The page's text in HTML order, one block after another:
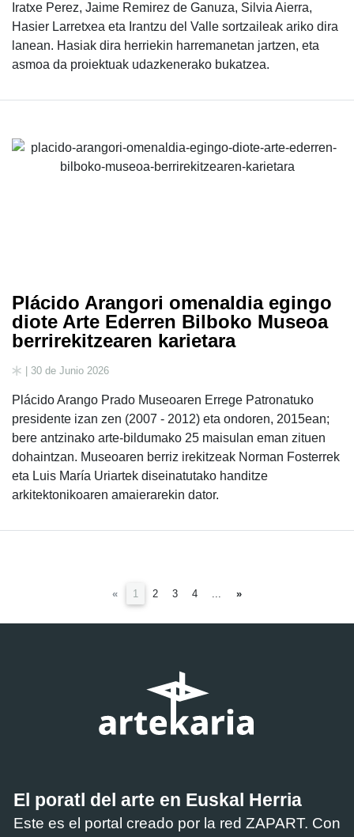
Iratxe Perez, Jaime Remirez de Ganuza, Silvia Aierra,
Hasier Larretxea eta Irantzu del Valle sortzaileak ariko dira
lanean. Hasiak dira herriekin harremanetan jartzen, eta
asmoa da proiektuak udazkenerako bukatzea.
Plácido Arangori omenaldia egingo
diote Arte Ederren Bilboko Museoa
berrirekitzearen karietara
| 30 de Junio 2026
Plácido Arango Prado Museoaren Errege Patronatuko
presidente izan zen (2007 - 2012) eta ondoren, 2015ean;
bere antzinako arte-bildumako 25 maisulan eman zituen
dohaintzan. Museoaren berriz irekitzeak Norman Fosterrek
eta Luis María Uriartek diseinatutako handitze
arkitektonikoaren amaierarekin dator.
« 1 (current)
2 3 4 »
El poratl del arte en Euskal Herria
Este es el portal creado por la red ZAPART. Con